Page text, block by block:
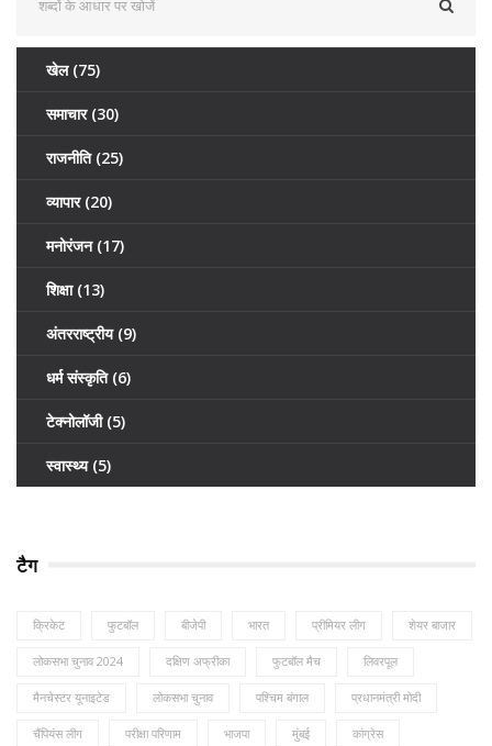
खेल (75)
समाचार (30)
राजनीति (25)
व्यापार (20)
मनोरंजन (17)
शिक्षा (13)
अंतरराष्ट्रीय (9)
धर्म संस्कृति (6)
टेक्नोलॉजी (5)
स्वास्थ्य (5)
टैग
क्रिकेट फुटबॉल बीजेपी भारत प्रीमियर लीग शेयर बाजार
लोकसभा चुनाव 2024 दक्षिण अफ्रीका फुटबॉल मैच लिवरपूल
मैनचेस्टर यूनाइटेड लोकसभा चुनाव पश्चिम बंगाल प्रधानमंत्री मोदी
चैंपियंस लीग परीक्षा परिणाम भाजपा मुंबई कांग्रेस